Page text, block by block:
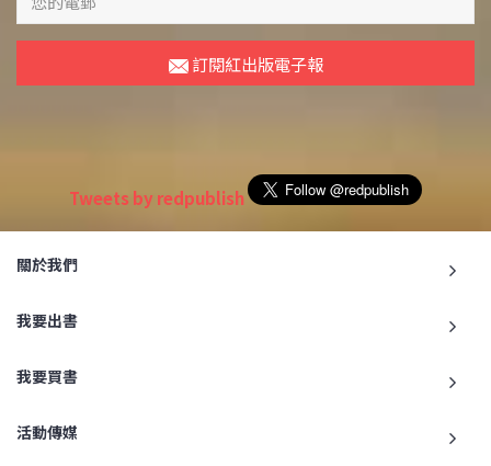
訂閱紅出版電子報
Tweets by redpublish
關於我們
我要出書
我要買書
活動傳媒